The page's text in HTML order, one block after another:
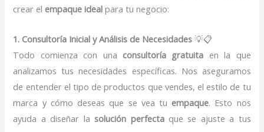
crear el empaque ideal para tu negocio:
1. Consultoría Inicial y Análisis de Necesidades 💡📋
Todo comienza con una consultoría gratuita en la que
analizamos tus necesidades específicas. Nos aseguramos
de entender el tipo de productos que vendes, el estilo de tu
marca y cómo deseas que se vea tu empaque. Esto nos
ayuda a diseñar lasolución perfectaque se ajuste a tus